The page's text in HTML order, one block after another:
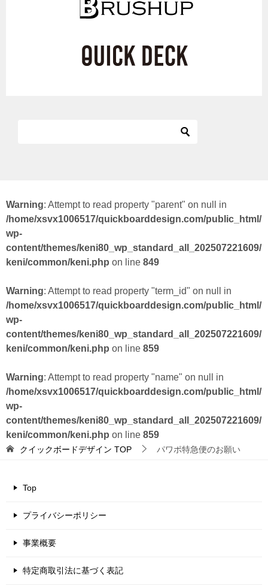
Warning: Attempt to read property "parent" on null in
/home/xsvx1006517/quickboarddesign.com/public_html/
wp-
content/themes/keni80_wp_standard_all_202507221609/
keni/common/keni.php on line 849
Warning: Attempt to read property "term_id" on null in
/home/xsvx1006517/quickboarddesign.com/public_html/
wp-
content/themes/keni80_wp_standard_all_202507221609/
keni/common/keni.php on line 859
Warning: Attempt to read property "name" on null in
/home/xsvx1006517/quickboarddesign.com/public_html/
wp-
content/themes/keni80_wp_standard_all_202507221609/
keni/common/keni.php on line 859
クイックボードデザイン TOP パワポ特急便のお願い
Top
プライバシーポリシー
事業概要
特定商取引法に基づく表記